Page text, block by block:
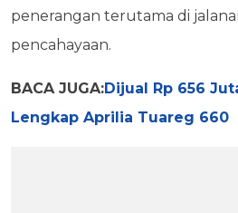
penerangan terutama di
pencahayaan.
BACA JUGA:Dijual Rp 656
Lengkap Aprilia Tuareg 660